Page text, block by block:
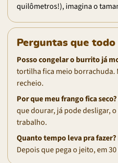
quilômetros!), imagina o
Perguntas que
Posso congelar o burrito já
tortilha fica meio borrachuda.
recheio.
Por que meu frango fica seco?
que dourar, já pode desligar,
trabalho.
Quanto tempo leva pra fazer?
Depois que pega o jeito, em